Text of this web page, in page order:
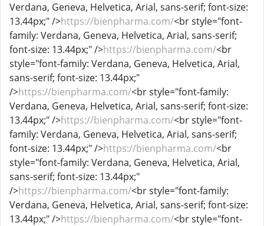
Verdana, Geneva, Helvetica, Arial, sans-serif; font-size:
13.44px;" />https://bienpharma.com/<br style="font-
family: Verdana, Geneva, Helvetica, Arial, sans-serif;
font-size: 13.44px;" />https://bienpharma.com/<br
style="font-family: Verdana, Geneva, Helvetica, Arial,
sans-serif; font-size: 13.44px;"
/>https://bienpharma.com/<br style="font-family:
Verdana, Geneva, Helvetica, Arial, sans-serif; font-size:
13.44px;" />https://bienpharma.com/<br style="font-
family: Verdana, Geneva, Helvetica, Arial, sans-serif;
font-size: 13.44px;" />https://bienpharma.com/<br
style="font-family: Verdana, Geneva, Helvetica, Arial,
sans-serif; font-size: 13.44px;"
/>https://bienpharma.com/<br style="font-family:
Verdana, Geneva, Helvetica, Arial, sans-serif; font-size:
13.44px;" />https://bienpharma.com/<br style="font-